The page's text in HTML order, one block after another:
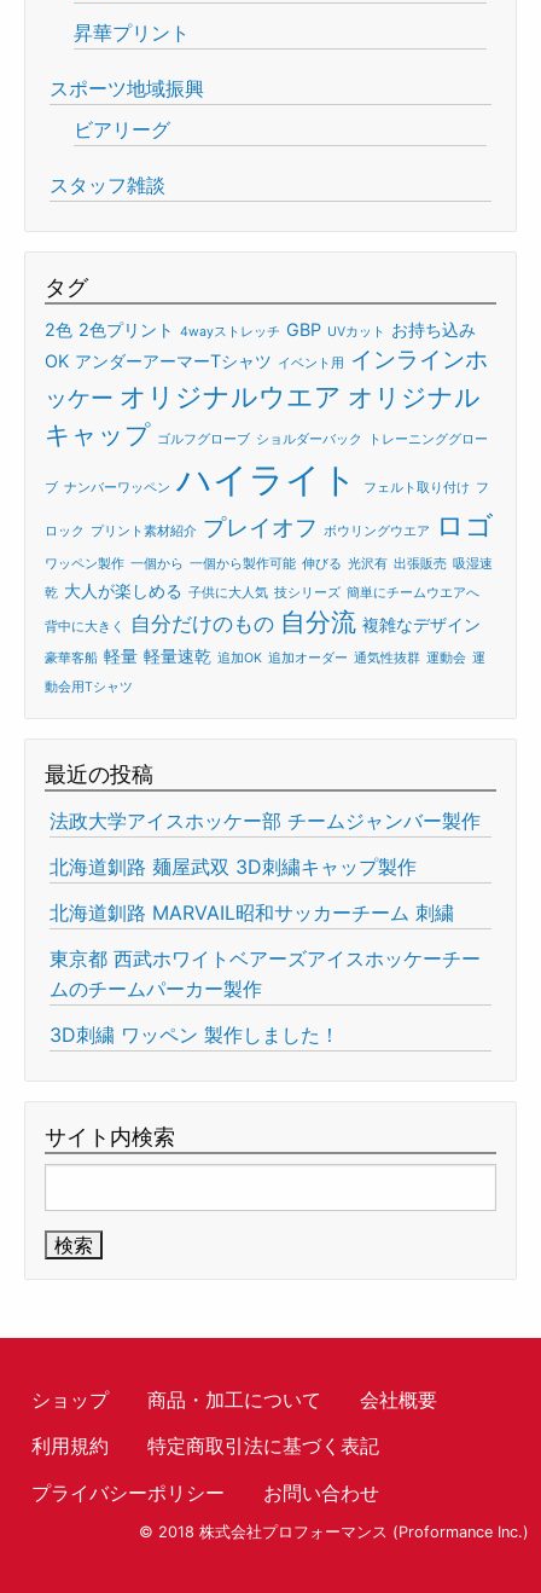
昇華プリント
スポーツ地域振興
ビアリーグ
スタッフ雑談
タグ
2色 2色プリント 4wayストレッチ GBP UVカット
お持ち込み
OK アンダーアーマーTシャツ イベント用
インラインホ
ッケー オリジナルウエア オリジナル
キャップ ゴルフグローブ ショルダーバック トレーニンググロー
ブ ナンバーワッペン ハイライト フェルト取り付け フ
ロック プリント素材紹介 プレイオフ ボウリングウエア ロゴ
ワッペン製作 一個から 一個から製作可能 伸びる 光沢有 出張販売 吸湿速
乾 大人が楽しめる 子供に大人気 技シリーズ 簡単にチームウエアへ
背中に大きく 自分だけのもの 自分流 複雑なデザイン
豪華客船 軽量 軽量速乾 追加OK 追加オーダー 通気性抜群 運動会 運
動会用Tシャツ
最近の投稿
法政大学アイスホッケー部 チームジャンバー製作
北海道釧路 麺屋武双 3D刺繍キャップ製作
北海道釧路 MARVAIL昭和サッカーチーム 刺繍
東京都 西武ホワイトベアーズアイスホッケーチー
ムのチームパーカー製作
3D刺繍 ワッペン 製作しました！
サイト内検索
索:
ショップ 商品・加工について
会社概要
利用規約
特定商取引法に基づく表記
プライバシーポリシー
お問い合わせ
© 2018 株式会社プロフォーマンス (Proformance Inc.)